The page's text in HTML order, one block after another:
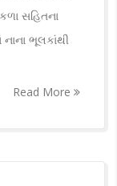
સહિતના
ભૂલકાંથી
Read More